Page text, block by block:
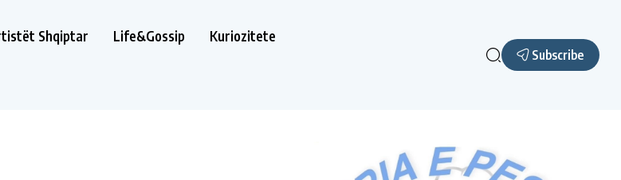
Shqiptar Life&Gossip Kuriozitete
Subscribe